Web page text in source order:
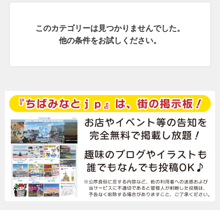
このカテゴリーは見つかりませんでした。
他の条件をお試しください。